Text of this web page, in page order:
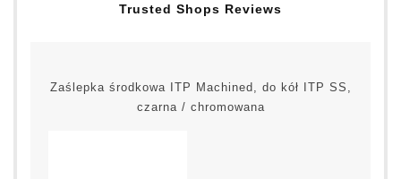
Trusted Shops Reviews
Zaślepka środkowa ITP Machined, do kół ITP SS,
czarna / chromowana